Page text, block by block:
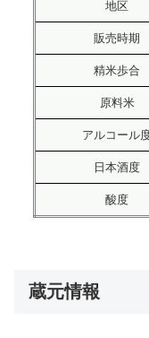
地区
販売時期
精米歩合
原料米
アルコール
日本酒度
酸度
蔵元情報